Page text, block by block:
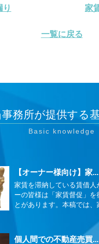
り 家
一覧に戻る
事務所が提供する
【オーナー様向け】家...
家賃を滞納している賃借人
ーの皆様は「家賃督促」を
とがあります。本稿では
個人間での不動産売買...